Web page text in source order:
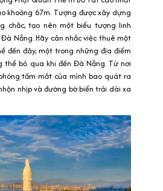
khoảng 67m. Tượng được xây dựng
chắc, tạo nên một biểu tượng linh
Nẵng. Hãy cân nhắc việc thuê một
đến đây, một trong những địa điểm
thể bỏ qua khi đến Đà Nẵng. Từ nơi
tầm mắt của mình bao quát ra
nhịp và đường bờ biển trải dài xa